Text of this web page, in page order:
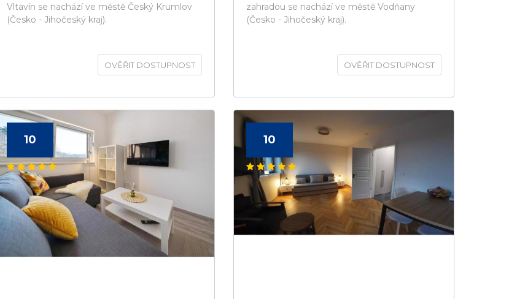
Vltavín se nachází ve městě Český Krumlov
(Česko - Jihočeský kraj).
OVĚŘIT DOSTUPNOST
zahradou se nachází ve městě Vodňany
(Česko - Jihočeský kraj).
OVĚŘIT DOSTUPNOST
10 10